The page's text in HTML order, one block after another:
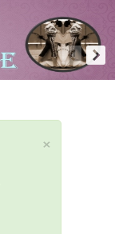
×